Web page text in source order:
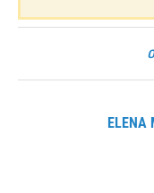
0
ELENA